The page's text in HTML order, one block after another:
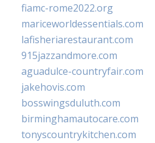
fiamc-rome2022.org
mariceworldessentials.com
lafisheriarestaurant.com
915jazzandmore.com
aguadulce-countryfair.com
jakehovis.com
bosswingsduluth.com
birminghamautocare.com
tonyscountrykitchen.com